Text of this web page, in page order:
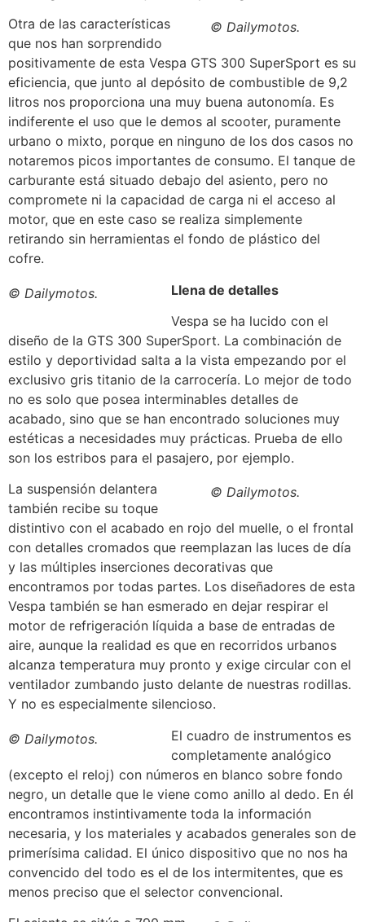
© Dailymotos.
Otra de las características
que nos han sorprendido
positivamente de esta Vespa GTS 300 SuperSport es su
eficiencia, que junto al depósito de combustible de 9,2
litros nos proporciona una muy buena autonomía. Es
indiferente el uso que le demos al scooter, puramente
urbano o mixto, porque en ninguno de los dos casos no
notaremos picos importantes de consumo. El tanque de
carburante está situado debajo del asiento, pero no
compromete ni la capacidad de carga ni el acceso al
motor, que en este caso se realiza simplemente
retirando sin herramientas el fondo de plástico del
cofre.
© Dailymotos.
Llena de detalles
Vespa se ha lucido con el
diseño de la GTS 300 SuperSport. La combinación de
estilo y deportividad salta a la vista empezando por el
exclusivo gris titanio de la carrocería. Lo mejor de todo
no es solo que posea interminables detalles de
acabado, sino que se han encontrado soluciones muy
estéticas a necesidades muy prácticas. Prueba de ello
son los estribos para el pasajero, por ejemplo.
© Dailymotos.
La suspensión delantera
también recibe su toque
distintivo con el acabado en rojo del muelle, o el frontal
con detalles cromados que reemplazan las luces de día
y las múltiples inserciones decorativas que
encontramos por todas partes. Los diseñadores de esta
Vespa también se han esmerado en dejar respirar el
motor de refrigeración líquida a base de entradas de
aire, aunque la realidad es que en recorridos urbanos
alcanza temperatura muy pronto y exige circular con el
ventilador zumbando justo delante de nuestras rodillas.
Y no es especialmente silencioso.
© Dailymotos.
El cuadro de instrumentos es
completamente analógico
(excepto el reloj) con números en blanco sobre fondo
negro, un detalle que le viene como anillo al dedo. En él
encontramos instintivamente toda la información
necesaria, y los materiales y acabados generales son de
primerísima calidad. El único dispositivo que no nos ha
convencido del todo es el de los intermitentes, que es
menos preciso que el selector convencional.